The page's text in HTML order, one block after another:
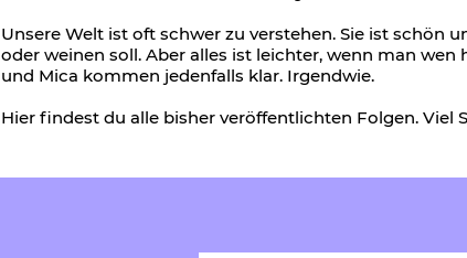
Unsere Welt ist oft schwer zu verstehen. Sie ist schön
oder weinen soll. Aber alles ist leichter, wenn man
und Mica kommen jedenfalls klar. Irgendwie.
Hier findest du alle bisher veröffentlichten Folgen. Viel